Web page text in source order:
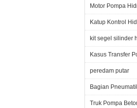
Motor Pompa
Katup Kontrol
kit segel silinder
Kasus Transfer
peredam putar
Bagian
Truk Pompa